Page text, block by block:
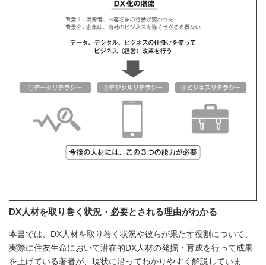
DX人材を取り巻く状況・必要とされる理由がわかる
本書では、DX人材を取り巻く状況や彼らが果たす役割について、
実際に住友生命において潜在的DX人材の発掘・育成を行って成果
を上げている著者が、現状に沿ってわかりやすく解説していま